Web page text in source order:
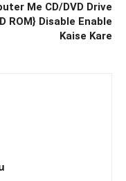
Me CD/DVD Drive
ROM} Disable Enable
Kaise Kare